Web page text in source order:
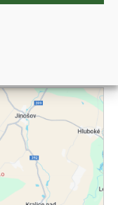
112.
13:00–16:00